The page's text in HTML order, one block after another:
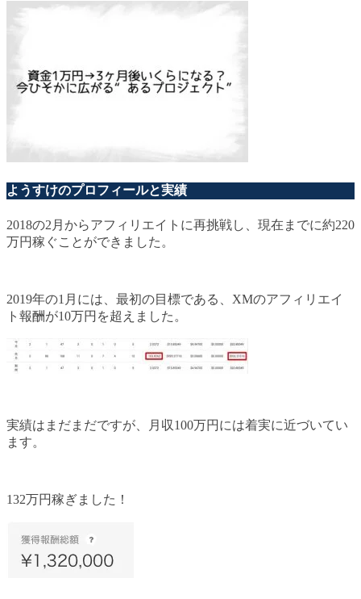
ようすけのプロフィールと実績
2018の2月からアフィリエイトに再挑戦し、現在までに約220
万円稼ぐことができました。
2019年の1月には、最初の目標である、XMのアフィリエイ
ト報酬が10万円を超えました。
実績はまだまだですが、月収100万円には着実に近づいてい
ます。
132万円稼ぎました！